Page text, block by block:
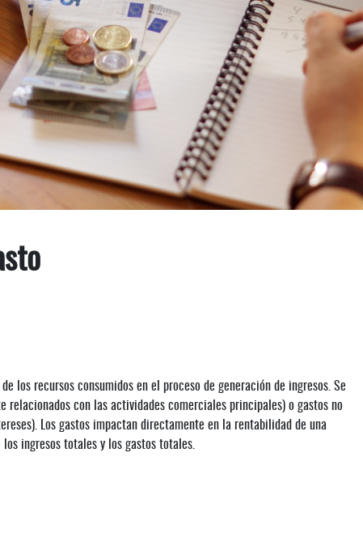
los recursos consumidos en el proceso de generación de ingresos. Se
con las actividades comerciales principales) o gastos no
Los gastos impactan directamente en la rentabilidad de una
ingresos totales y los gastos totales.